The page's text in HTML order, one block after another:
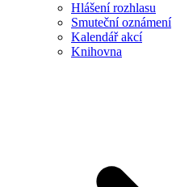
Hlášení rozhlasu
Smuteční oznámení
Kalendář akcí
Knihovna